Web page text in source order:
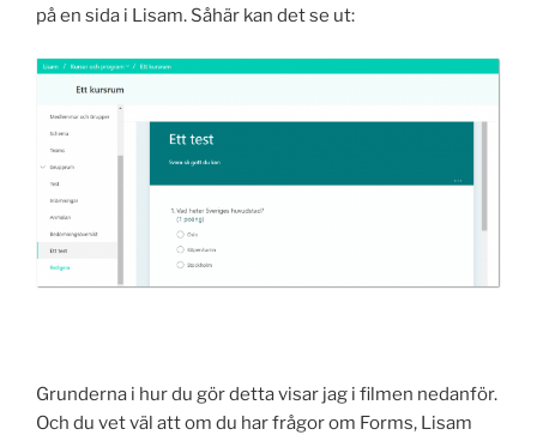
på en sida i Lisam. Såhär kan det se ut:
Grunderna i hur du gör detta visar jag i filmen nedanför.
Och du vet väl att om du har frågor om Forms, Lisam